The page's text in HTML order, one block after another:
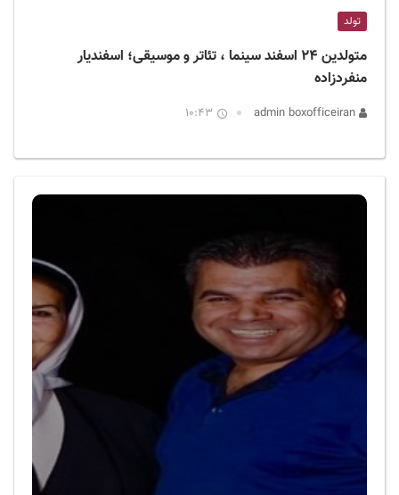
تولد
متولدین ۲۴ اسفند سینما ، تئاتر و موسیقی؛ اسفندیار
منفردزاده
10:43